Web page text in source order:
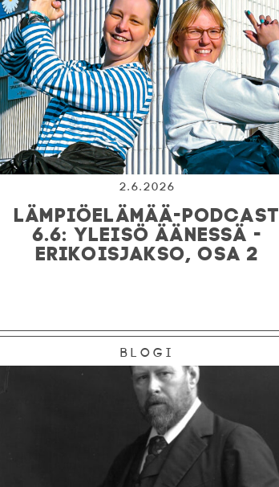
2.6.2026
LÄMPIÖELÄMÄÄ-PODCAST
6.6: YLEISÖ ÄÄNESSÄ -
ERIKOISJAKSO, OSA 2
Blogi